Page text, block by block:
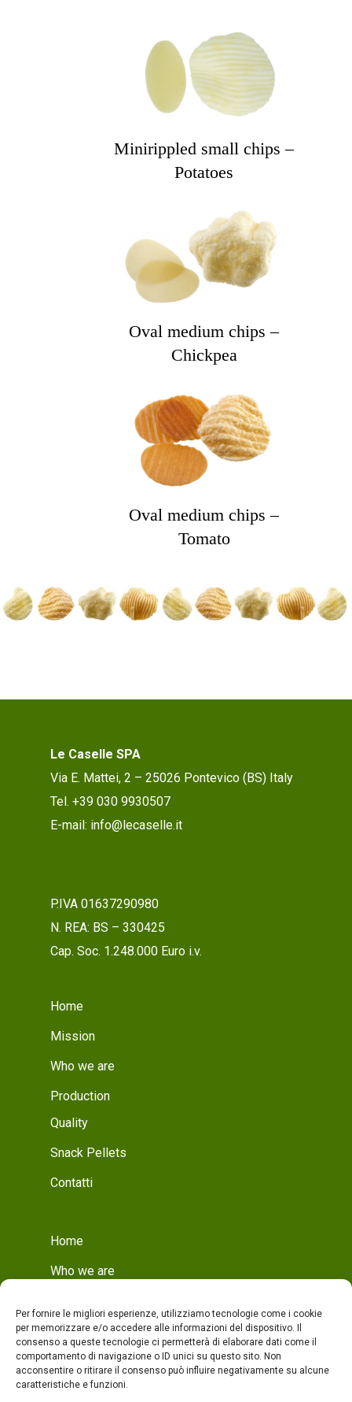
Per fornire le migliori esperienze, utilizziamo tecnologie come i cookie
per memorizzare e/o accedere alle informazioni del dispositivo. Il
consenso a queste tecnologie ci permetterà di elaborare dati come il
comportamento di navigazione o ID unici su questo sito. Non
acconsentire o ritirare il consenso può influire negativamente su alcune
caratteristiche e funzioni.
Minirippled small chips –
Potatoes
Oval medium chips –
Chickpea
Oval medium chips –
Tomato
Le Caselle SPA
Via E. Mattei, 2 – 25026 Pontevico (BS) Italy
Tel. +39 030 9930507
E-mail: info@lecaselle.it
P.IVA 01637290980
N. REA: BS – 330425
Cap. Soc. 1.248.000 Euro i.v.
Home
Mission
Who we are
Production
Quality
Snack Pellets
Contatti
Home
Who we are
Who we are
Production
Production